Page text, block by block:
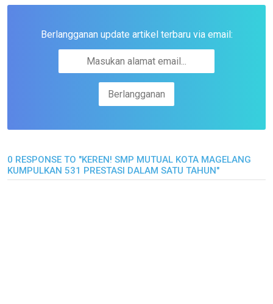
Berlangganan update artikel terbaru via email:
0 RESPONSE TO "KEREN! SMP MUTUAL KOTA MAGELANG
KUMPULKAN 531 PRESTASI DALAM SATU TAHUN"